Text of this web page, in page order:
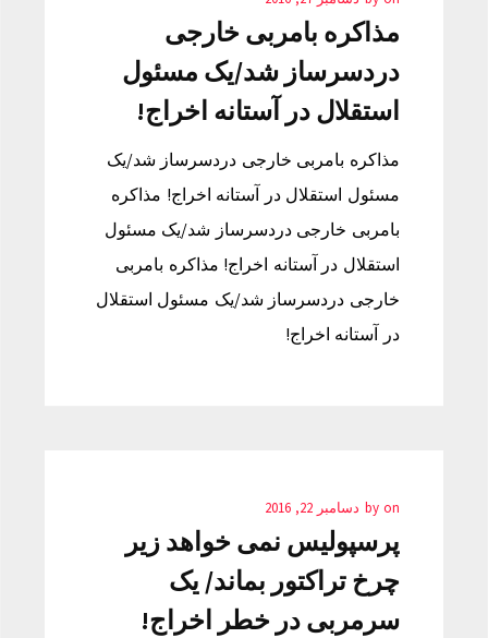
مذاکره بامربی خارجی
دردسرساز شد/یک مسئول
استقلال در آستانه اخراج!
مذاکره بامربی خارجی دردسرساز شد/یک
مسئول استقلال در آستانه اخراج! مذاکره
بامربی خارجی دردسرساز شد/یک مسئول
استقلال در آستانه اخراج! مذاکره بامربی
خارجی دردسرساز شد/یک مسئول استقلال
در آستانه اخراج!
by on دسامبر 22, 2016
پرسپولیس نمی خواهد زیر
چرخ تراکتور بماند/ یک
سرمربی در خطر اخراج!